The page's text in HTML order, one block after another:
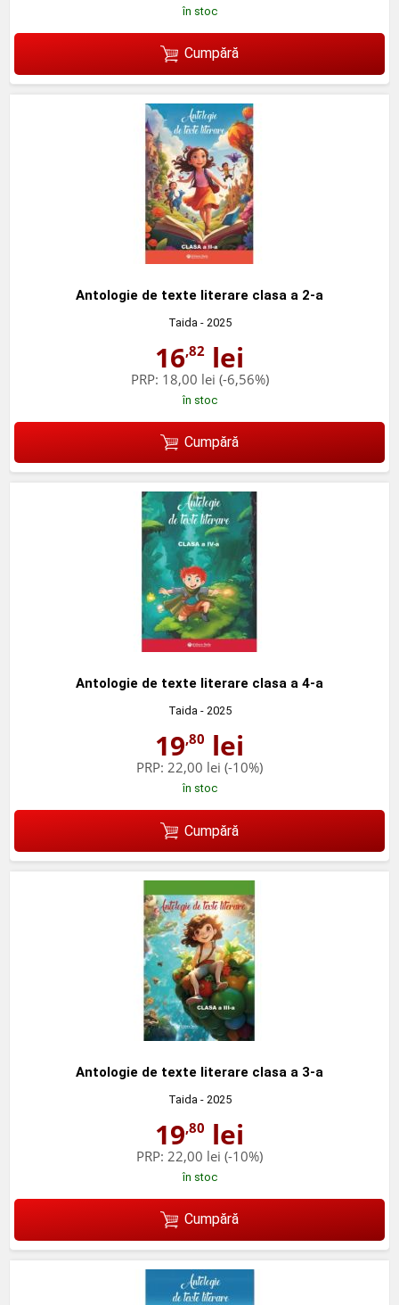
în stoc
Cumpără
Antologie de texte literare clasa a 2-a
Taida - 2025
16,82 lei
PRP: 18,00 lei (-6,56%)
în stoc
Cumpără
Antologie de texte literare clasa a 4-a
Taida- 2025
19,80 lei
PRP: 22,00 lei (-10%)
în stoc
Cumpără
Antologie de texte literare clasa a 3-a
Taida- 2025
19,80 lei
PRP: 22,00 lei (-10%)
în stoc
Cumpără